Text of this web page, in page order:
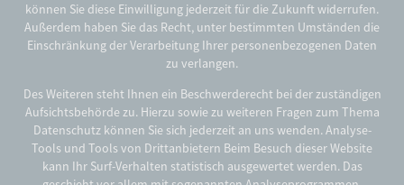
können Sie diese Einwilligung jederzeit für die Zukunft widerrufen.
Außerdem haben Sie das Recht, unter bestimmten Umständen die
Einschränkung der Verarbeitung Ihrer personenbezogenen Daten
zu verlangen.
Des Weiteren steht Ihnen ein Beschwerderecht bei der zuständigen
Aufsichtsbehörde zu. Hierzu sowie zu weiteren Fragen zum Thema
Datenschutz können Sie sich jederzeit an uns wenden. Analyse-
Tools und Tools von Drittanbietern Beim Besuch dieser Website
kann Ihr Surf-Verhalten statistisch ausgewertet werden. Das